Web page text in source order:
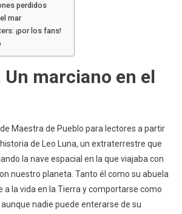
perdidos
mar
¡por los fans!
Un marciano en el
Maestra de Pueblo para lectores a partir
de Leo Luna, un extraterrestre que
la nave espacial en la que viajaba con
nuestro planeta. Tanto él como su abuela
a la vida en la Tierra y comportarse como
nadie puede enterarse de su